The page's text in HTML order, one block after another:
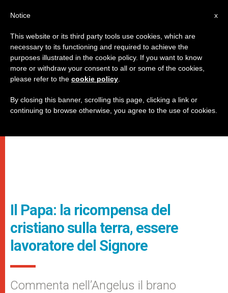
Il Papa: la ricompensa del
cristiano sulla terra, essere
lavoratore del Signore
Commenta nell’Angelus il brano
x
Notice
This website or its third party tools use cookies, which are
necessary to its functioning and required to achieve the
purposes illustrated in the cookie policy. If you want to know
more or withdraw your consent to all or some of the cookies,
please refer to the cookie policy
By closing this banner, scrolling this page, clicking a link or
continuing to browse otherwise, you agree to the use of cookies.